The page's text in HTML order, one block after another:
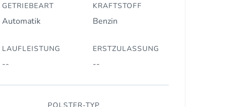
GETRIEBEART
Automatik
KRAFTSTOFF
Benzin
LAUFLEISTUNG
--
ERSTZULASSUNG
--